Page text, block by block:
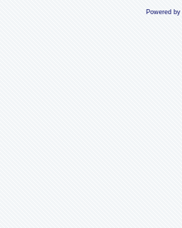
Powered by